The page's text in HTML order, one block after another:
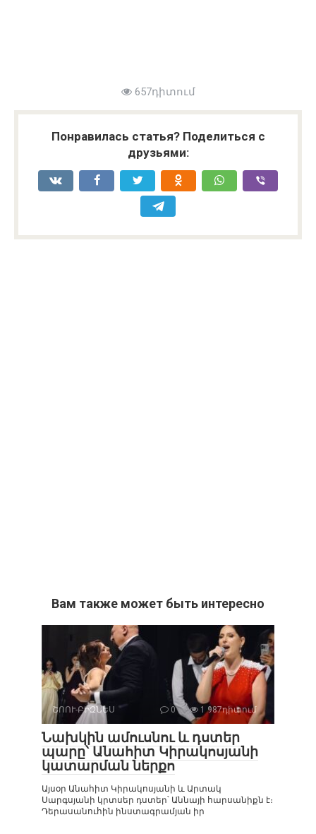
657դիտում
Понравилась статья? Поделиться с
друзьями:
Вам также может быть интересно
ՇՈՈՒ-ԲԻԶՆԵՍ 0 1 987դիտում
Նախկին ամուսնու և դստեր
պարը՝ Անահիտ Կիրակոսյանի
կատարման ներքո
Այսօր Անահիտ Կիրակոսյանի և Արտակ
Սարգսյանի կրտսեր դստեր՝ Աննայի հարսանիքն է։
Դերասանուհին ինստագրամյան իր